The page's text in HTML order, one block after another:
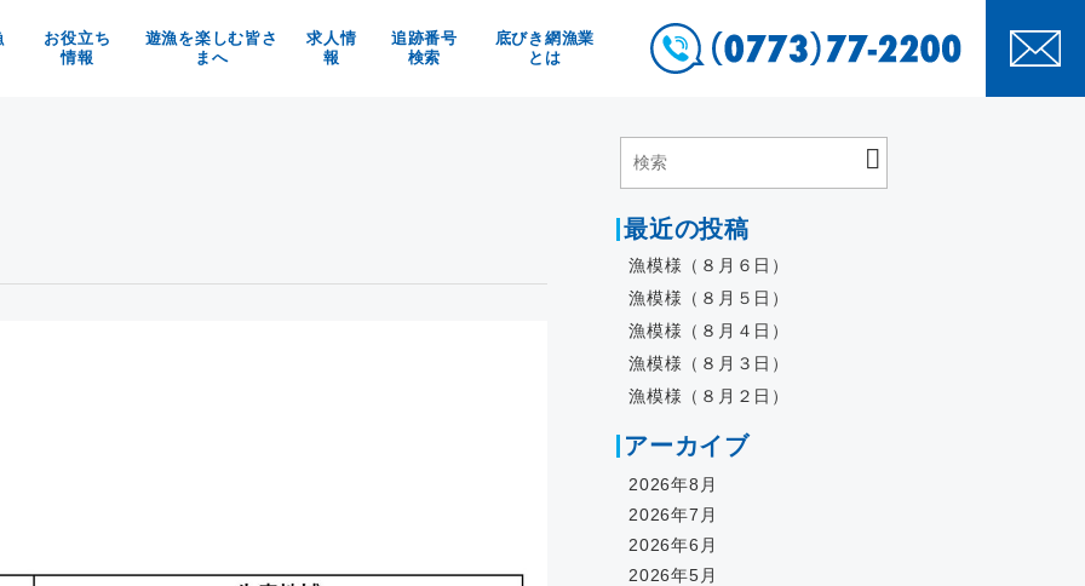
お役立ち
情報
遊漁を楽しむ皆さ
まへ
求人情
報
追跡番号
検索
底びき網漁業
とは
最近の投稿
漁模様（８月６日）
漁模様（８月５日）
漁模様（８月４日）
漁模様（８月３日）
漁模様（８月２日）
アーカイブ
2026年8月
2026年7月
2026年6月
2026年5月